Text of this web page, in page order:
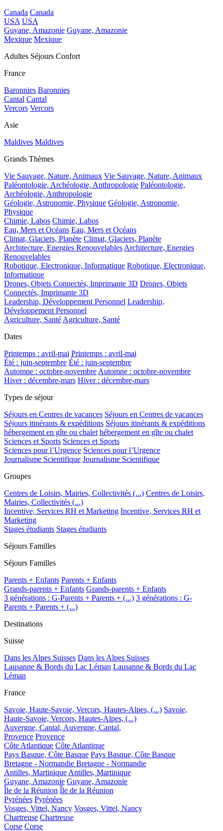
Canada Canada
USA USA
Guyane, Amazonie Guyane, Amazonie
Mexique Mexique
Adultes Séjours Confort
France
Baronnies Baronnies
Cantal Cantal
Vercors Vercors
Asie
Maldives Maldives
Grands Thèmes
Vie Sauvage, Nature, Animaux Vie Sauvage, Nature, Animaux
Paléontologie, Archéologie, Anthropologie Paléontologie,
Archéologie, Anthropologie
Géologie, Astronomie, Physique Géologie, Astronomie,
Physique
Chimie, Labos Chimie, Labos
Eau, Mers et Océans Eau, Mers et Océans
Climat, Glaciers, Planète Climat, Glaciers, Planète
Architecture, Energies Renouvelables Architecture, Energies
Renouvelables
Robotique, Electronique, Informatique Robotique, Electronique,
Informatique
Drones, Objets Connectés, Imprimante 3D Drones, Objets
Connectés, Imprimante 3D
Leadership, Développement Personnel Leadership,
Développement Personnel
Agriculture, Santé Agriculture, Santé
Dates
Printemps : avril-mai Printemps : avril-mai
Été : juin-septembre Été : juin-septembre
Automne : octobre-novembre Automne : octobre-novembre
Hiver : décembre-mars Hiver : décembre-mars
Types de séjour
Séjours en Centres de vacances Séjours en Centres de vacances
Séjours itinérants & expéditions Séjours itinérants & expéditions
hébergement en gîte ou chalet hébergement en gîte ou chalet
Sciences et Sports Sciences et Sports
Sciences pour l’Urgence Sciences pour l’Urgence
Journalisme Scientifique Journalisme Scientifique
Groupes
Centres de Loisirs, Mairies, Collectivités (...) Centres de Loisirs,
Mairies, Collectivités (...)
Incentive, Services RH et Marketing Incentive, Services RH et
Marketing
Stages étudiants Stages étudiants
Séjours Familles
Séjours Familles
Parents + Enfants Parents + Enfants
Grands-parents + Enfants Grands-parents + Enfants
3 générations : G-Parents + Parents + (...) 3 générations : G-
Parents + Parents + (...)
Destinations
Suisse
Dans les Alpes Suisses Dans les Alpes Suisses
Lausanne & Bords du Lac Léman Lausanne & Bords du Lac
Léman
France
Savoie, Haute-Savoie, Vercors, Hautes-Alpes, (...) Savoie,
Haute-Savoie, Vercors, Hautes-Alpes, (...)
Auvergne, Cantal, Auvergne, Cantal,
Provence Provence
Côte Atlantique Côte Atlantique
Pays Basque, Côte Basque Pays Basque, Côte Basque
Bretagne - Normandie Bretagne - Normandie
Antilles, Martinique Antilles, Martinique
Guyane, Amazonie Guyane, Amazonie
Île de la Réunion Île de la Réunion
Pyrénées Pyrénées
Vosges, Vittel, Nancy Vosges, Vittel, Nancy
Chartreuse Chartreuse
Corse Corse